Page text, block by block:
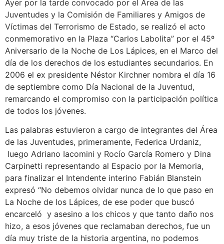
Ayer por la tarde convocado por el Área de las
Juventudes y la Comisión de Familiares y Amigos de
Víctimas del Terrorismo de Estado, se realizó el acto
conmemorativo en la Plaza “Carlos Labolita” por el 45º
Aniversario de la Noche de Los Lápices, en el Marco del
día de los derechos de los estudiantes secundarios. En
2006 el ex presidente Néstor Kirchner nombra el día 16
de septiembre como Día Nacional de la Juventud,
remarcando el compromiso con la participación política
de todos los jóvenes.
Las palabras estuvieron a cargo de integrantes del Área
de las Juventudes, primeramente, Federica Urdaniz,
luego Adriano Iacomini y Rocío García Romero y Dina
Carpinetti representando al Espacio por la Memoria,
para finalizar el Intendente interino Fabián Blanstein
expresó “No debemos olvidar nunca de lo que paso en
La Noche de los Lápices, de ese poder que buscó
encarceló y asesino a los chicos y que tanto daño nos
hizo, a esos jóvenes que reclamaban derechos, fue un
día muy triste de la historia argentina, no podemos